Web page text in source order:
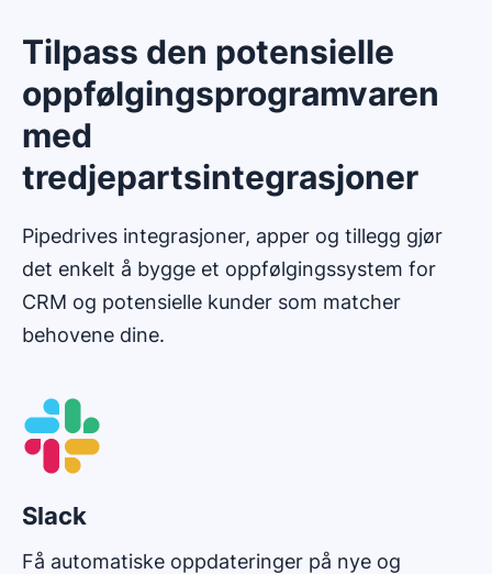
Tilpass den potensielle
oppfølgingsprogramvaren
med
tredjepartsintegrasjoner
Pipedrives integrasjoner, apper og tillegg gjør
det enkelt å bygge et oppfølgingssystem for
CRM og potensielle kunder som matcher
behovene dine.
Slack
Få automatiske oppdateringer på nye og